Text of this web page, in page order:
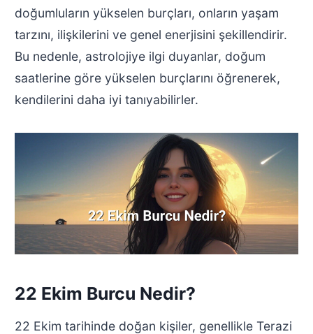
doğumluların yükselen burçları, onların yaşam
tarzını, ilişkilerini ve genel enerjisini şekillendirir.
Bu nedenle, astrolojiye ilgi duyanlar, doğum
saatlerine göre yükselen burçlarını öğrenerek,
kendilerini daha iyi tanıyabilirler.
22 Ekim Burcu Nedir?
22 Ekim tarihinde doğan kişiler, genellikle Terazi